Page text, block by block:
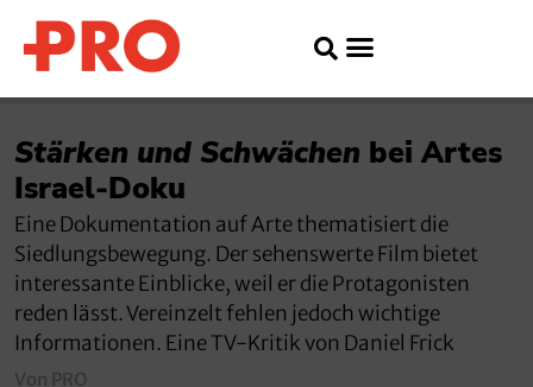
Stärken und Schwächen bei Artes
Israel-Doku
Eine Dokumentation auf Arte thematisiert die
Siedlungsbewegung. Der sehenswerte Film bietet
interessante Einblicke, weil er die Protagonisten
reden lässt. Vereinzelt fehlen jedoch wichtige
Informationen. Eine TV-Kritik von Daniel Frick
Von PRO